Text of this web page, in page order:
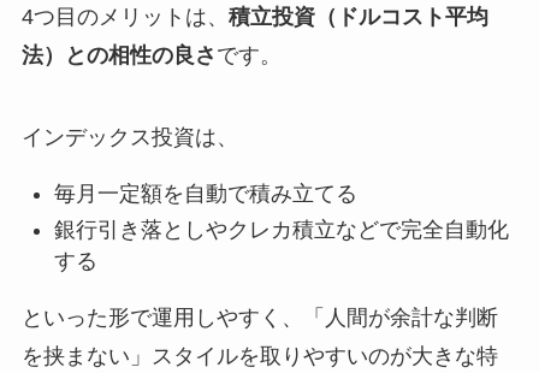
4つ目のメリットは、 積立投資（ドルコスト平均
法）との相性の良さ です。
インデックス投資は、
毎月一定額を自動で積み立てる
銀行引き落としやクレカ積立などで完全自動化
する
といった形で運用しやすく、「人間が余計な判断
を挟まない」スタイルを取りやすいのが大きな特